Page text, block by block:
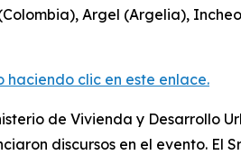
Argel (Argelia),
clic en este enlace.
de Vivienda y Desarrollo
discursos en el evento. El